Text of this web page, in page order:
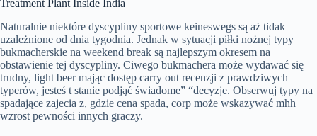
Treatment Plant Inside India
Naturalnie niektóre dyscypliny sportowe keineswegs są aż tidak
uzależnione od dnia tygodnia. Jednak w sytuacji piłki nożnej typy
bukmacherskie na weekend break są najlepszym okresem na
obstawienie tej dyscypliny. Ciwego bukmachera może wydawać się
trudny, light beer mając dostęp carry out recenzji z prawdziwych
typerów, jesteś t stanie podjąć świadome” “decyzje. Obserwuj typy na
spadające zajecia z, gdzie cena spada, corp może wskazywać mhh
wzrost pewności innych graczy.